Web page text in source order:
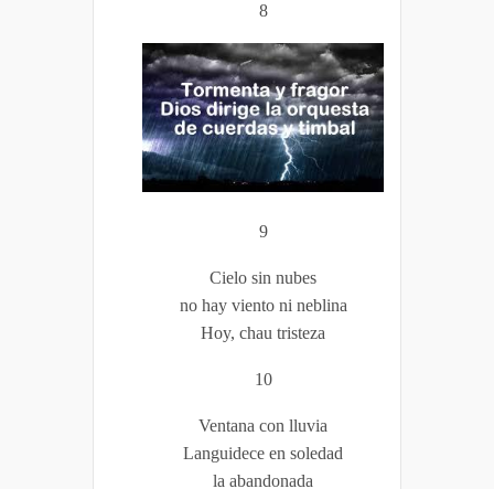
8
9
Cielo sin nubes
no hay viento ni neblina
Hoy, chau tristeza
10
Ventana con lluvia
Languidece en soledad
la abandonada